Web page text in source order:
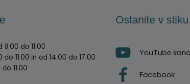
8.00 do 11.00
do 11.00 in od 14.00 do 17.00
11.00
Ostanite v
YouTube
Facebook